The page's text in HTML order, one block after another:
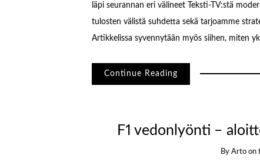
läpi seurannan eri välineet Teksti-TV:stä
tulosten välistä suhdetta sekä tarjoamme
Artikkelissa syvennytään myös siihen, miten
Continue Reading
F1 vedonlyönti –
ByArto on